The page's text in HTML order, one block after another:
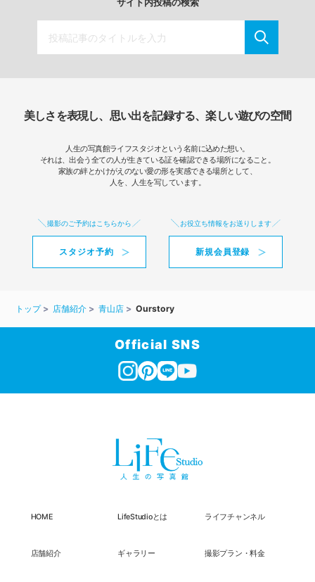
美しさを表現し、思い出を記録する、楽しい遊びの空間
人生の写真館ライフスタジオという名前に込めた想い。
それは、出会う全ての人が生きている証を確認できる場所になること。
家族の絆とかけがえのない愛の形を実感できる場所として、
人を、人生を写しています。
撮影のご予約はこちらから
スタジオ予約
お役立ち情報をお送りします
新規会員登録
トップ 店舗紹介 青山店 Ourstory
Official SNS
HOME LifeStudioとは ライフチャンネル
店舗紹介 ギャラリー 撮影プラン・料金